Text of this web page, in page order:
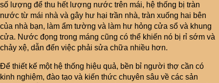
số lượng để thu hết lượng nước trên mái, hệ thống bị tràn
nước từ mái nhà và gây hư hại trần nhà, tràn xuống hai bên
của nhà bạn, làm ẩm tường và làm hư hỏng cửa sổ và khung
cửa. Nước đọng trong máng cũng có thể khiến nó bị rỉ sớm và
chảy xệ, dẫn đến việc phải sửa chữa nhiều hơn.
Để thiết kế một hệ thống hiệu quả, bền bỉ người thợ cần có
kinh nghiệm, đào tạo và kiến ​​thức chuyên sâu về các sản